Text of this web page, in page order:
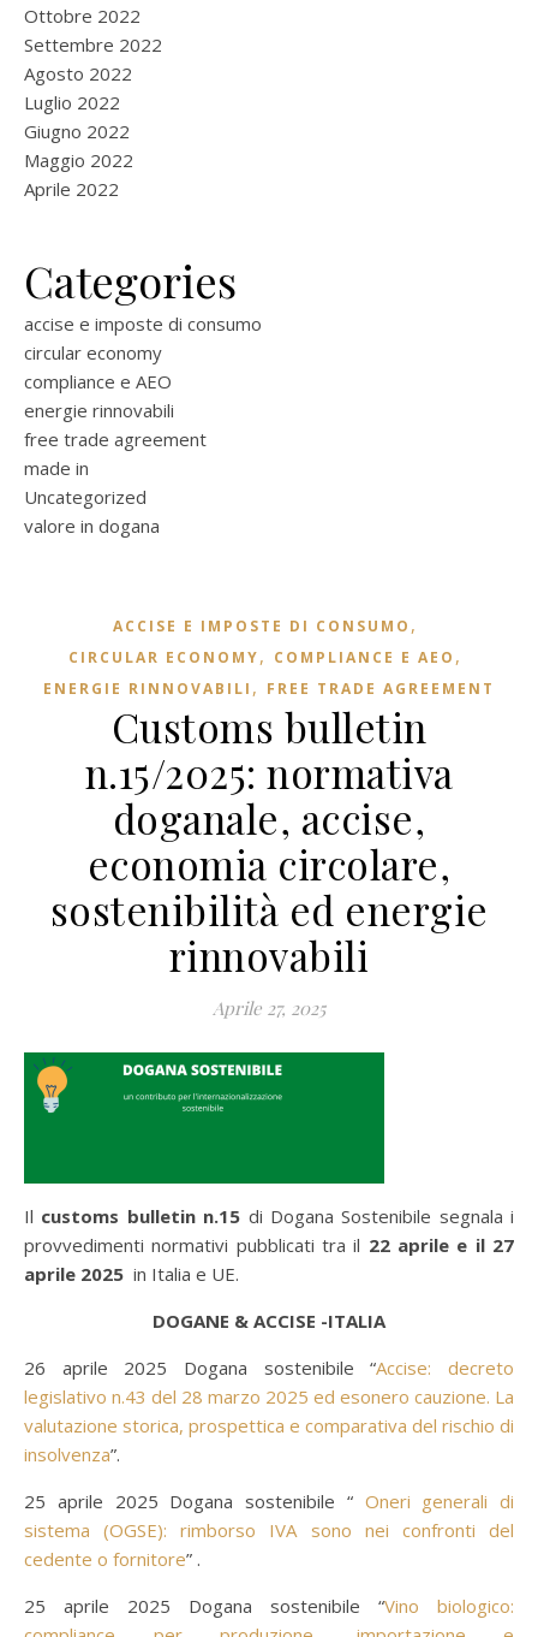
Ottobre 2022
Settembre 2022
Agosto 2022
Luglio 2022
Giugno 2022
Maggio 2022
Aprile 2022
Categories
accise e imposte di consumo
circular economy
compliance e AEO
energie rinnovabili
free trade agreement
made in
Uncategorized
valore in dogana
ACCISE E IMPOSTE DI CONSUMO ,
CIRCULAR ECONOMY, COMPLIANCE E AEO ,
ENERGIE RINNOVABILI , FREE TRADE AGREEMENT
Customs bulletin
n.15/2025: normativa
doganale, accise,
economia circolare,
sostenibilità ed energie
rinnovabili
Aprile 27, 2025
Il customs bulletin n.15 di Dogana Sostenibile segnala i
provvedimenti normativi pubblicati tra il 22 aprile e il 27
aprile 2025 in Italia e UE.
DOGANE & ACCISE -ITALIA
26 aprile 2025 Dogana sostenibile “Accise: decreto
legislativo n.43 del 28 marzo 2025 ed esonero cauzione. La
valutazione storica, prospettica e comparativa del rischio di
insolvenza”.
25 aprile 2025 Dogana sostenibile “ Oneri generali di
sistema (OGSE): rimborso IVA sono nei confronti del
cedente o fornitore” .
25 aprile 2025 Dogana sostenibile “Vino biologico: